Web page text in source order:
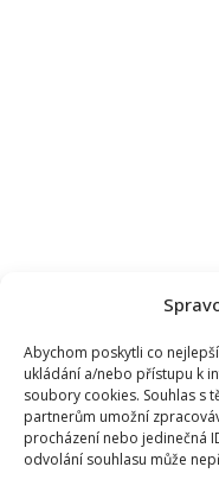
Abychom poskytli co
ukládání a/nebo přístupu k
soubory cookies. Souhlas s
partnerům umožní
procházení nebo jedinečná
odvolání souhlasu může